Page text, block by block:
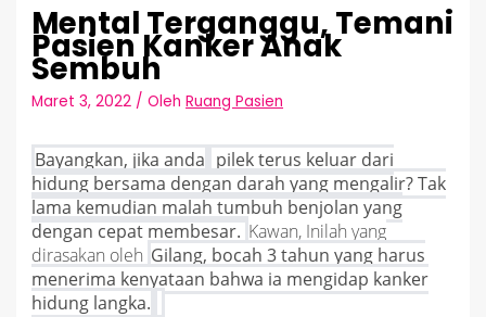
Mental Terganggu, Temani
Pasien Kanker Anak
Sembuh
Maret 3, 2022 / OlehRuang Pasien
Bayangkan, jika anda pilek terus keluar dari
hidung bersama dengan darah yang mengalir? Tak
lama kemudian malah tumbuh benjolan yang
dengan cepat membesar. Kawan, Inilah yang
dirasakan oleh Gilang, bocah 3 tahun yang harus
menerima kenyataan bahwa ia mengidap kanker
hidung langka.